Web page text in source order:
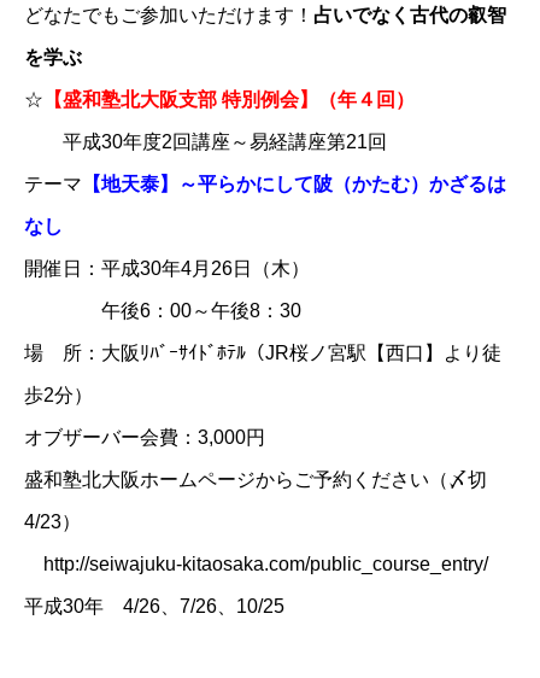
どなたでもご参加いただけます！ 占いでなく古代の叡智
を学ぶ
☆ 【盛和塾北大阪支部 特別例会】（年４回）
平成30年度2回講座～易経講座第21回
テーマ ​【地天泰】～平らかにして陂（かたむ）かざるは
なし​
開催日：平成30年4月26日（木）
午後6：00～午後8：30
場 所：大阪ﾘﾊﾞｰｻｲﾄﾞﾎﾃﾙ（JR桜ノ宮駅【西口】より徒
歩2分）
オブザーバー会費：3,000円
盛和塾北大阪ホームページからご予約ください（〆切
4/23）
http://seiwajuku-kitaosaka.com/public_course_entry/
平成30年 4/26、7/26、10/25